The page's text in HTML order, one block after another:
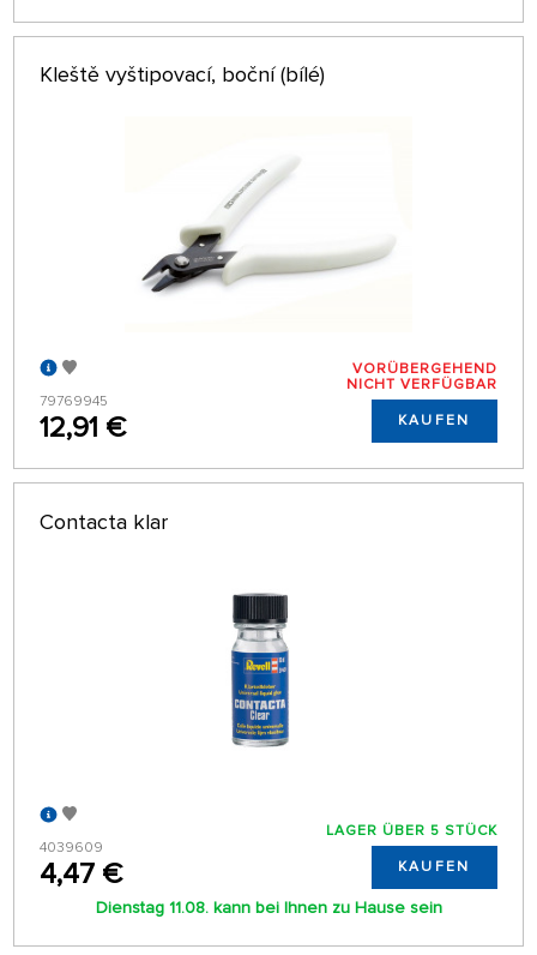
Kleště vyštipovací, boční (bílé)
79769945
12,91 €
VORÜBERGEHEND
NICHT VERFÜGBAR
KAUFEN
Contacta klar
4039609
4,47 €
LAGER ÜBER 5 STÜCK
KAUFEN
Dienstag 11.08. kann bei Ihnen zu Hause sein